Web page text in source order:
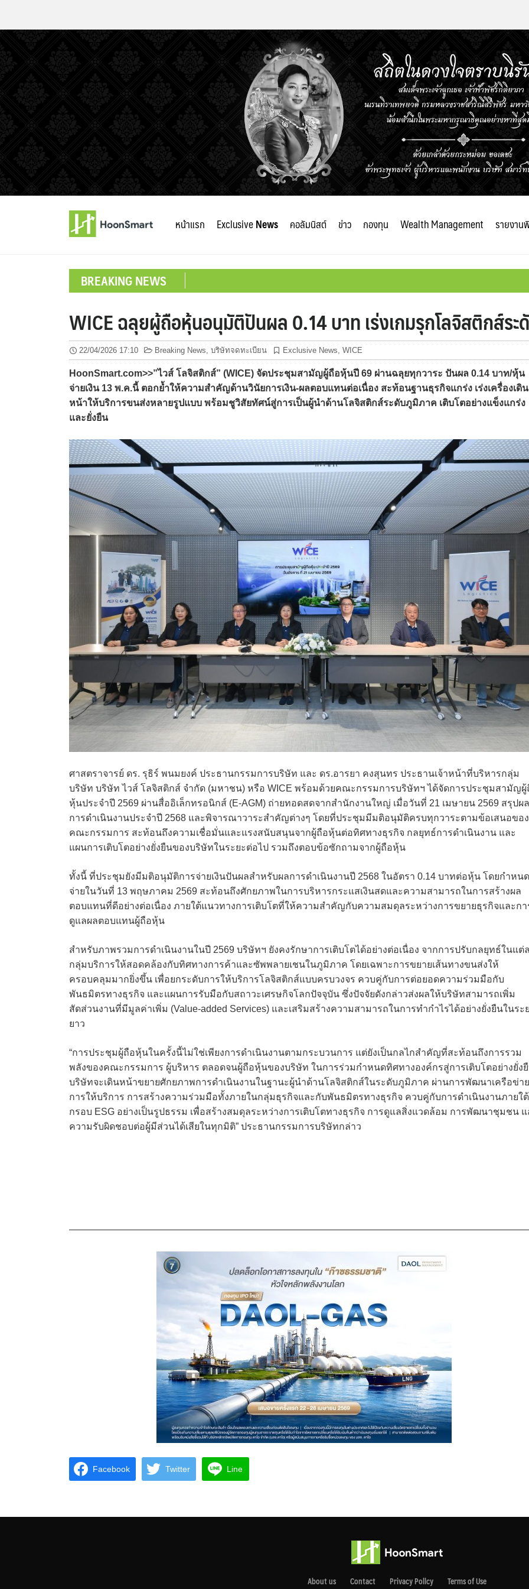
หน้าแรก ExclusiveNews คอลัมนิสต์ ข่าว กองทุน Wealth Management รายงาน
BREAKING NEWS
WICE ฉลุยผู้ถือหุ้นอนุมัติปันผล 0.14 บาท เร่งเกมรุกโลจิสติกส์ร
22/04/2026 17:10 Breaking News, บริษัทจดทะเบียน Exclusive News, WICE
HoonSmart.com>>”ไวส์ โลจิสติกส์” (WICE) จัดประชุมสามัญผู้ถือหุ้นปี 69 ผ่านฉลุยทุกวาระ ปันผล 0.14 บาท/หุ้น
จ่ายเงิน 13 พ.ค.นี้ ตอกย้ำให้ความสำคัญด้านวินัยการเงิน-ผลตอบแทนต่อเนื่อง สะท้อนฐานธุรกิจแกร่ง เร่งเครื่องเดิน
หน้าให้บริการขนส่งหลายรูปแบบ พร้อมชูวิสัยทัศน์สู่การเป็นผู้นำด้านโลจิสติกส์ระดับภูมิภาค เติบโตอย่างแข็งแกร่ง
และยั่งยืน
ศาสตราจารย์ ดร. รุธิร์ พนมยงค์ ประธานกรรมการบริษัท และ ดร.อารยา คงสุนทร ประธานเจ้าหน้าที่บริหารกลุ่ม
บริษัท บริษัท ไวส์ โลจิสติกส์ จำกัด (มหาชน) หรือ WICE พร้อมด้วยคณะกรรมการบริษัทฯ ได้จัดการประชุมสามัญผู้
หุ้นประจำปี 2569 ผ่านสื่ออิเล็กทรอนิกส์ (E-AGM) ถ่ายทอดสดจากสำนักงานใหญ่ เมื่อวันที่ 21 เมษายน 2569 สรุปผล
การดำเนินงานประจำปี 2568 และพิจารณาวาระสำคัญต่างๆ โดยที่ประชุมมีมติอนุมัติครบทุกวาระตามข้อเสนอของ
คณะกรรมการ สะท้อนถึงความเชื่อมั่นและแรงสนับสนุนจากผู้ถือหุ้นต่อทิศทางธุรกิจ กลยุทธ์การดำเนินงาน และ
แผนการเติบโตอย่างยั่งยืนของบริษัทในระยะต่อไป รวมถึงตอบข้อซักถามจากผู้ถือหุ้น
ทั้งนี้ ที่ประชุมยังมีมติอนุมัติการจ่ายเงินปันผลสำหรับผลการดำเนินงานปี 2568 ในอัตรา 0.14 บาทต่อหุ้น โดยกำหนด
จ่ายในวันที่ 13 พฤษภาคม 2569 สะท้อนถึงศักยภาพในการบริหารกระแสเงินสดและความสามารถในการสร้างผล
ตอบแทนที่ดีอย่างต่อเนื่อง ภายใต้แนวทางการเติบโตที่ให้ความสำคัญกับความสมดุลระหว่างการขยายธุรกิจและกา
ดูแลผลตอบแทนผู้ถือหุ้น
สำหรับภาพรวมการดำเนินงานในปี 2569 บริษัทฯ ยังคงรักษาการเติบโตได้อย่างต่อเนื่อง จากการปรับกลยุทธ์ในแต่
กลุ่มบริการให้สอดคล้องกับทิศทางการค้าและซัพพลายเชนในภูมิภาค โดยเฉพาะการขยายเส้นทางขนส่งให้
ครอบคลุมมากยิ่งขึ้น เพื่อยกระดับการให้บริการโลจิสติกส์แบบครบวงจร ควบคู่กับการต่อยอดความร่วมมือกับ
พันธมิตรทางธุรกิจ และแผนการรับมือกับสถาวะเศรษกิจโลกปัจจุบัน ซึ่งปัจจัยดังกล่าวส่งผลให้บริษัทสามารถเพิ่ม
สัดส่วนงานที่มีมูลค่าเพิ่ม (Value-added Services) และเสริมสร้างความสามารถในการทำกำไรได้อย่างยั่งยืนในระ
ยาว
“การประชุมผู้ถือหุ้นในครั้งนี้ไม่ใช่เพียงการดำเนินงานตามกระบวนการ แต่ยังเป็นกลไกสำคัญที่สะท้อนถึงการรวม
พลังของคณะกรรมการ ผู้บริหาร ตลอดจนผู้ถือหุ้นของบริษัท ในการร่วมกำหนดทิศทางองค์กรสู่การเติบโตอย่างยั่ง
บริษัทจะเดินหน้าขยายศักยภาพการดำเนินงานในฐานะผู้นำด้านโลจิสติกส์ในระดับภูมิภาค ผ่านการพัฒนาเครือข่าย
การให้บริการ การสร้างความร่วมมือทั้งภายในกลุ่มธุรกิจและกับพันธมิตรทางธุรกิจ ควบคู่กับการดำเนินงานภายใต้
กรอบ ESG อย่างเป็นรูปธรรม เพื่อสร้างสมดุลระหว่างการเติบโตทางธุรกิจ การดูแลสิ่งแวดล้อม การพัฒนาชุมชน แ
ความรับผิดชอบต่อผู้มีส่วนได้เสียในทุกมิติ” ประธานกรรมการบริษัทกล่าว
Facebook Twitter Line
About us Contact Privacy Pollcy Terms of Use